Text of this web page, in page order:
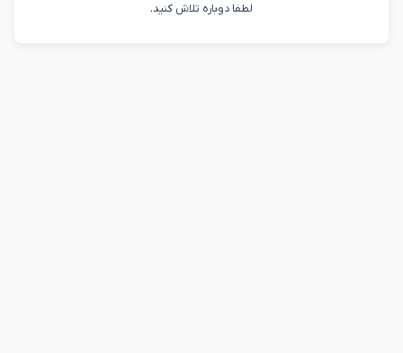
لطفا دوباره تلاش کنید.